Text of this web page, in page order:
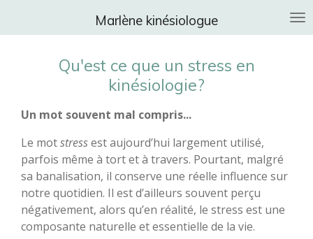
Marlène kinésiologue
Qu'est ce que un stress en
kinésiologie?
Un mot souvent mal compris...
Le motstressest aujourd’hui largement utilisé,
parfois même à tort et à travers. Pourtant, malgré
sa banalisation, il conserve une réelle influence sur
notre quotidien. Il est d’ailleurs souvent perçu
négativement, alors qu’en réalité, le stress est une
composante naturelle et essentielle de la vie.